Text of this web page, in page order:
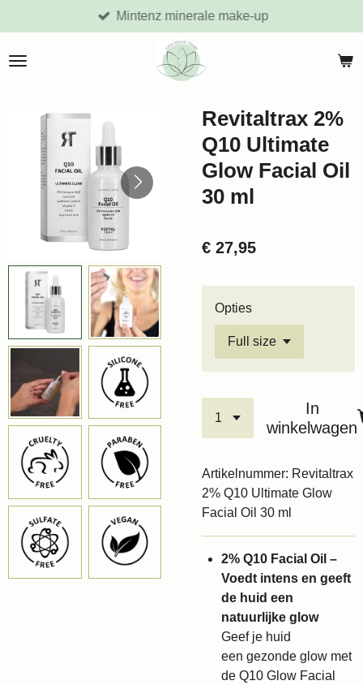
direct
naar
Mintenz minerale make-up
Revitaltrax 2%
Q10 Ultimate
Glow Facial Oil
30 ml
€ 27,95
Opties
In
winkelwagen
Artikelnummer: Revitaltrax
2% Q10 Ultimate Glow
Facial Oil 30 ml
2% Q10 Facial Oil –
Voedt intens en geeft
de huid een
natuurlijke glow
Geef je huid
een gezonde glow met
de Q10 Glow Facial